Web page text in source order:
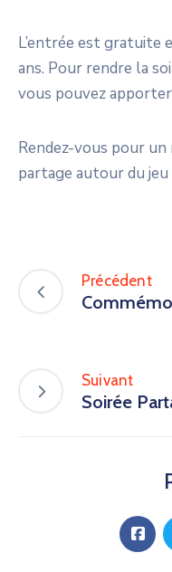
L’entrée est gratuite
ans. Pour rendre la
vous pouvez
Rendez-vous pour
partage autour du jeu
Précédent
Suivant
Soirée